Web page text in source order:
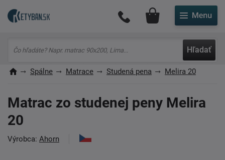
Hľadať
Môj účet
Spálne Matrace Studená pena Melira 20
Matrac zo studenej peny Melira
20
Výrobca: Ahorn